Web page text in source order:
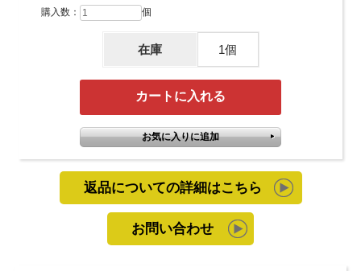
購入数： 個
在庫 1個
返品についての詳細はこちら
お問い合わせ